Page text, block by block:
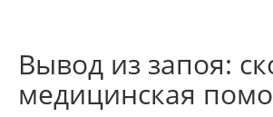
Вывод из запоя:
медицинская